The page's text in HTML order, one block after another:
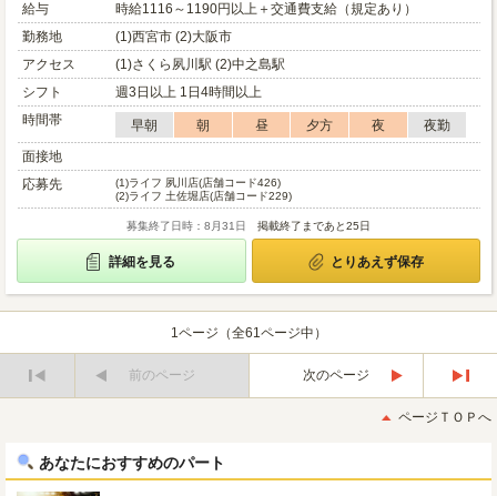
給与
時給1116～1190円以上＋交通費支給（規定あり）
勤務地
(1)西宮市 (2)大阪市
アクセス
(1)さくら夙川駅 (2)中之島駅
シフト
週3日以上 1日4時間以上
時間帯
早朝 朝 昼 夕方 夜
夜勤
面接地
応募先
(1)ライフ 夙川店(店舗コード426)
(2)ライフ 土佐堀店(店舗コード229)
募集終了日時：8月31日 掲載終了まであと25日
詳細を見る とりあえず保存
1ページ（全61ページ中）
前のページ
次のページ
後
ページＴＯＰへ
あなたにおすすめのパート